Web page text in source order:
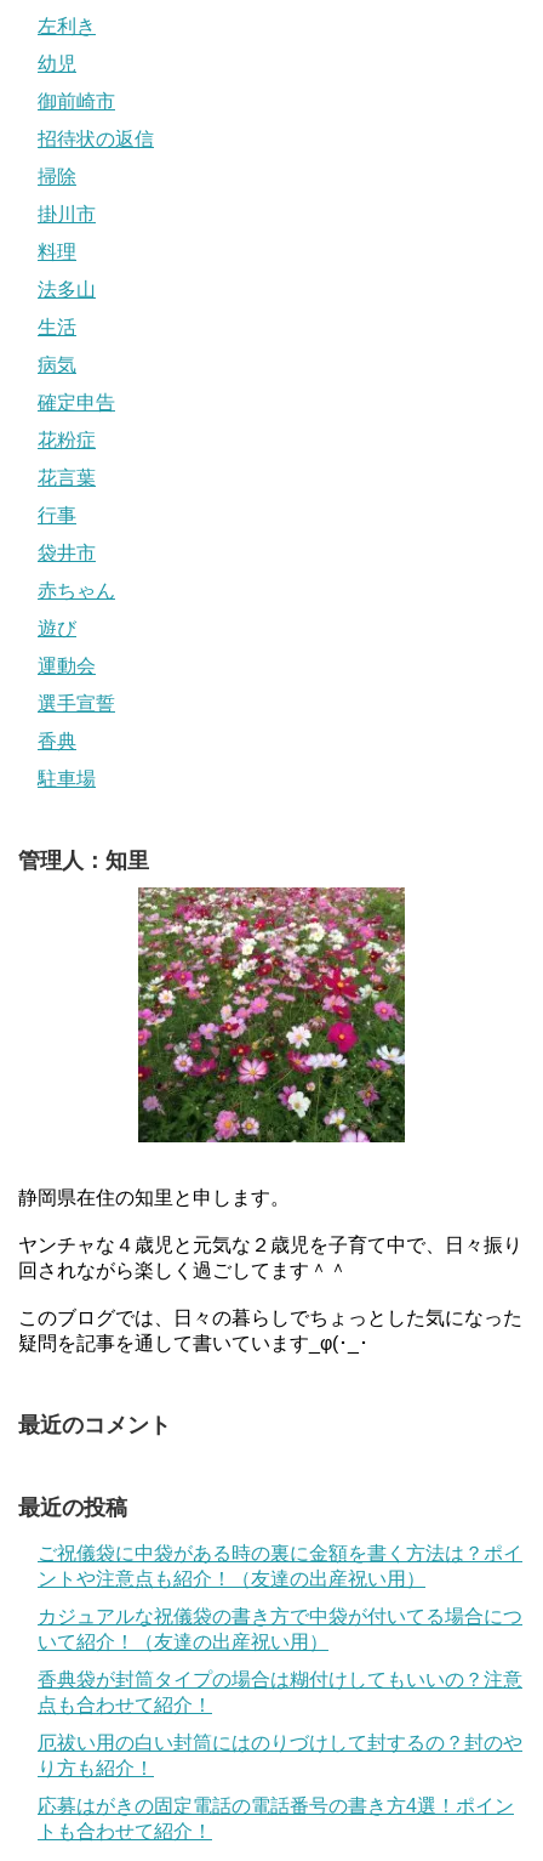
左利き
幼児
御前崎市
招待状の返信
掃除
掛川市
料理
法多山
生活
病気
確定申告
花粉症
花言葉
行事
袋井市
赤ちゃん
遊び
運動会
選手宣誓
香典
駐車場
管理人：知里
静岡県在住の知里と申します。
ヤンチャな４歳児と元気な２歳児を子育て中で、日々振り
回されながら楽しく過ごしてます＾＾
このブログでは、日々の暮らしでちょっとした気になった
疑問を記事を通して書いています_φ(･_･
最近のコメント
最近の投稿
ご祝儀袋に中袋がある時の裏に金額を書く方法は？ポイ
ントや注意点も紹介！（友達の出産祝い用）
カジュアルな祝儀袋の書き方で中袋が付いてる場合につ
いて紹介！（友達の出産祝い用）
香典袋が封筒タイプの場合は糊付けしてもいいの？注意
点も合わせて紹介！
厄祓い用の白い封筒にはのりづけして封するの？封のや
り方も紹介！
応募はがきの固定電話の電話番号の書き方4選！ポイン
トも合わせて紹介！